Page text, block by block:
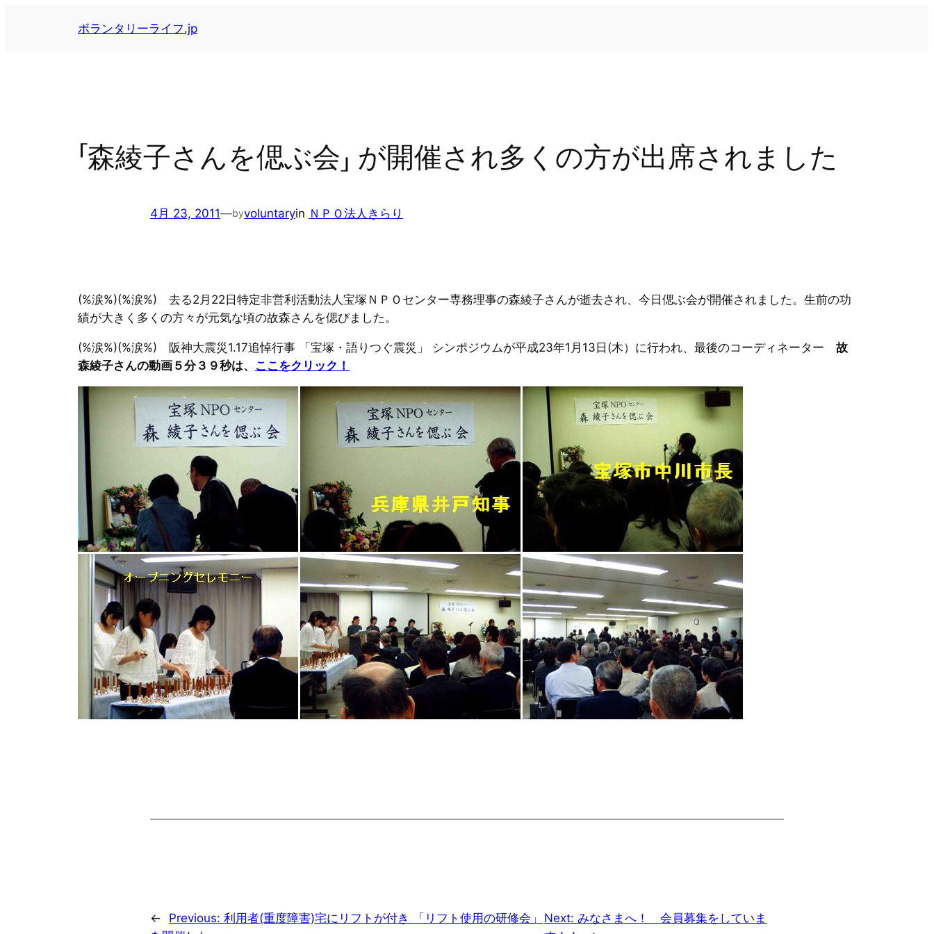
ボランタリーライフ.jp
「森綾子さんを偲ぶ会」 が開催され多くの方が出席されました
4月 23, 2011—byvoluntaryin ＮＰＯ法人きらり
(%涙%)(%涙%) 去る2月22日特定非営利活動法人宝塚ＮＰＯセンター専務理事の森綾子さんが逝去され、今日偲ぶ会が開催されました。生前の功
績が大きく多くの方々が元気な頃の故森さんを偲びました。
(%涙%)(%涙%) 阪神大震災1.17追悼行事 「宝塚・語りつぐ震災」 シンポジウムが平成23年1月13日(木）に行われ、最後のコーディネーター 故
森綾子さんの動画５分３９秒は、 ここをクリック！
← Previous: 利用者(重度障害)宅にリフトが付き 「リフト使用の研修会」
Next:みなさまへ！ 会員募集をしていま